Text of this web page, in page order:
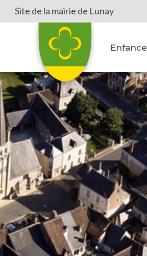
Site de la mairie de Lunay
Enfance